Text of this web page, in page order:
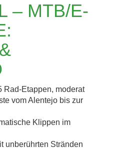
– MTB/E-
Rad-Etappen, moderat
vom Alentejo bis zur
Klippen im
unberührten Stränden